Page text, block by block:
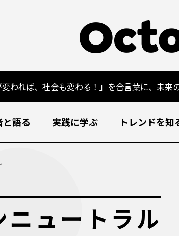
語る 実践に学ぶ トレンドを知
変われば、社会も変わる！」を合言葉に、未
ニュートラル